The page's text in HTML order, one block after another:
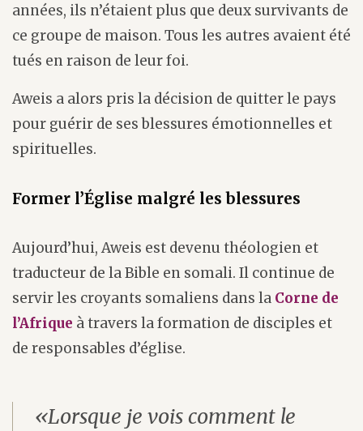
années, ils n’étaient plus que deux survivants de
ce groupe de maison. Tous les autres avaient été
tués en raison de leur foi.
Aweis a alors pris la décision de quitter le pays
pour guérir de ses blessures émotionnelles et
spirituelles.
Former l’Église malgré les blessures
Aujourd’hui, Aweis est devenu théologien et
traducteur de la Bible en somali. Il continue de
servir les croyants somaliens dans la Corne de
l’Afrique à travers la formation de disciples et
de responsables d’église.
«Lorsque je vois comment le